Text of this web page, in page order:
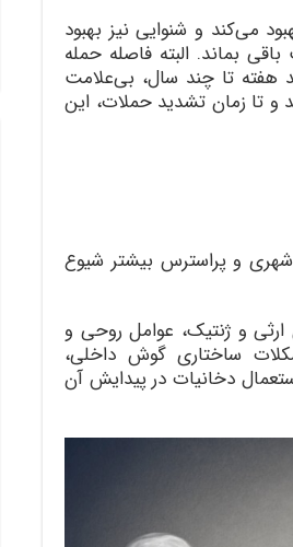
می‌کند و شنوایی نیز بهبود
بماند. البته فاصله حمله
هفته تا چند سال، بی‌علامت
تا زمان تشدید حملات، این
و پر‌استرس بیشتر شیوع
و ژنتیک، عوامل روحی و
ساختاری گوش داخلی،
دخانیات در پیدایش آن